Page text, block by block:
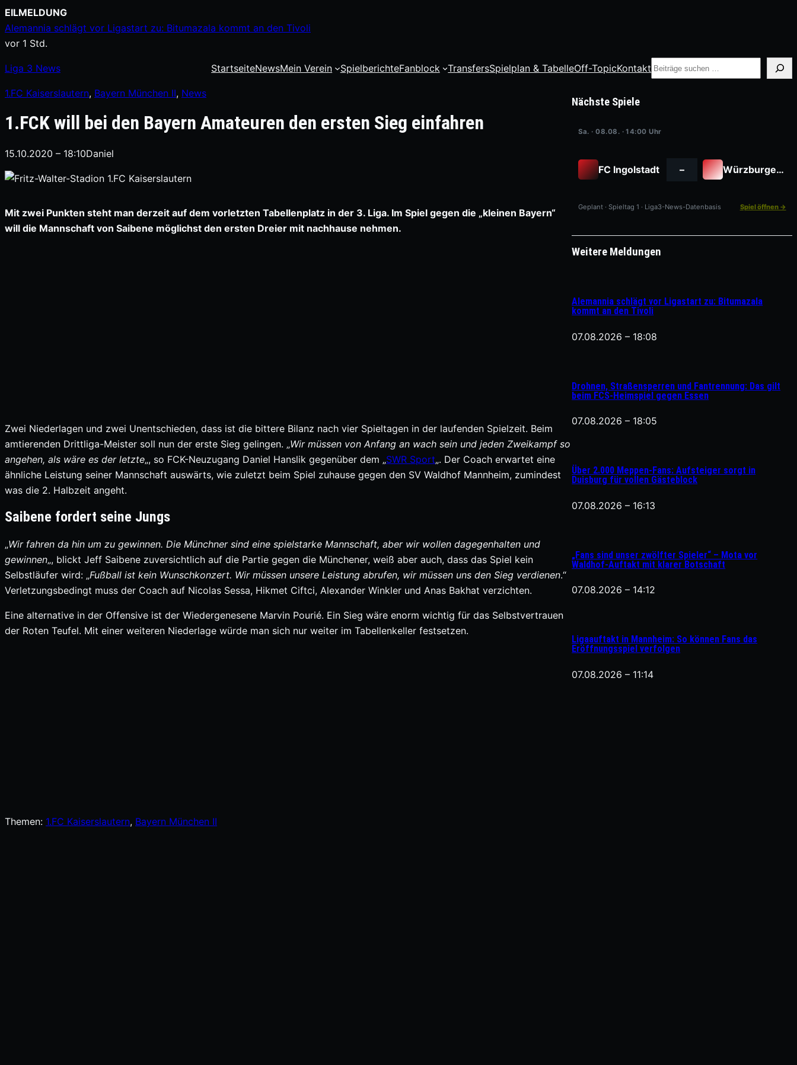
Zum
Inhalt
springen
EILMELDUNG
Alemannia schlägt vor Ligastart zu: Bitumazala kommt an den Tivoli
vor 1 Std.
Liga 3 News StartseiteNewsMein Verein SpielberichteFanblock TransfersSpielplan & TabelleOff-TopicKontakt Suche
1.FC Kaiserslautern, Bayern München II, News
1.FCK will bei den Bayern Amateuren den ersten Sieg einfahren
15.10.2020 – 18:10Daniel
Mit zwei Punkten steht man derzeit auf dem vorletzten Tabellenplatz in der 3. Liga. Im Spiel gegen die „kleinen Bayern“
will die Mannschaft von Saibene möglichst den ersten Dreier mit nachhause nehmen.
Zwei Niederlagen und zwei Unentschieden, dass ist die bittere Bilanz nach vier Spieltagen in der laufenden Spielzeit. Beim
amtierenden Drittliga-Meister soll nun der erste Sieg gelingen. „Wir müssen von Anfang an wach sein und jeden Zweikampf so
angehen, als wäre es der letzte„, so FCK-Neuzugang Daniel Hanslik gegenüber dem „SWR Sport„. Der Coach erwartet eine
ähnliche Leistung seiner Mannschaft auswärts, wie zuletzt beim Spiel zuhause gegen den SV Waldhof Mannheim, zumindest
was die 2. Halbzeit angeht.
Saibene fordert seine Jungs
„Wir fahren da hin um zu gewinnen. Die Münchner sind eine spielstarke Mannschaft, aber wir wollen dagegenhalten und
gewinnen„, blickt Jeff Saibene zuversichtlich auf die Partie gegen die Münchener, weiß aber auch, dass das Spiel kein
Selbstläufer wird: „Fußball ist kein Wunschkonzert. Wir müssen unsere Leistung abrufen, wir müssen uns den Sieg verdienen.“
Verletzungsbedingt muss der Coach auf Nicolas Sessa, Hikmet Ciftci, Alexander Winkler und Anas Bakhat verzichten.
Eine alternative in der Offensive ist der Wiedergenesene Marvin Pourié. Ein Sieg wäre enorm wichtig für das Selbstvertrauen
der Roten Teufel. Mit einer weiteren Niederlage würde man sich nur weiter im Tabellenkeller festsetzen.
Themen: 1.FC Kaiserslautern, Bayern München II
Nächste Spiele
Sa. · 08.08. · 14:00 Uhr
FC Ingolstadt – Würzburger Kickers
Geplant · Spieltag 1 · Liga3-News-Datenbasis Spiel öffnen →
Weitere Meldungen
Alemannia schlägt vor Ligastart zu: Bitumazala
kommt an den Tivoli
07.08.2026 – 18:08
Drohnen, Straßensperren und Fantrennung: Das gilt
beim FCS-Heimspiel gegen Essen
07.08.2026 – 18:05
Über 2.000 Meppen-Fans: Aufsteiger sorgt in
Duisburg für vollen Gästeblock
07.08.2026 – 16:13
„Fans sind unser zwölfter Spieler“ – Mota vor
Waldhof-Auftakt mit klarer Botschaft
07.08.2026 – 14:12
Ligaauftakt in Mannheim: So können Fans das
Eröffnungsspiel verfolgen
07.08.2026 – 11:14